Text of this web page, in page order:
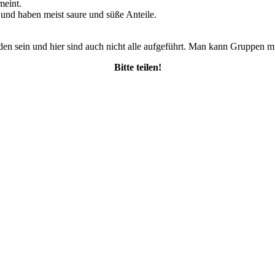
haben meist saure und süße Anteile.
sein und hier sind auch nicht alle aufgeführt. Man kann Gruppen
Bitte teilen!